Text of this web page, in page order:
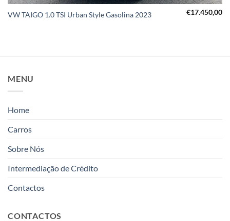
VW TAIGO 1.0 TSI Urban Style Gasolina 2023 €17.450,00
MENU
Home
Carros
Sobre Nós
Intermediação de Crédito
Contactos
CONTACTOS